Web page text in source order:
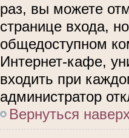
раз, вы можете
странице входа,
общедоступном
Интернет-кафе,
входить при
администратор
Вернуться